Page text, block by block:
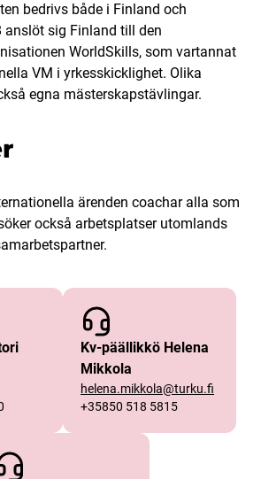
bedrivs både i Finland och
anslöt sig Finland till den
WorldSkills, som vartannat
VM i yrkesskicklighet. Olika
egna mästerskapstävlingar.
ärenden coachar alla som
också arbetsplatser utomlands
Kv-päällikkö Helena
Mikkola
helena.mikkola@turku.fi
+35850 518 5815